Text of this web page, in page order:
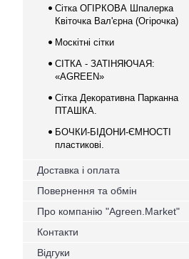
Сітка ОГІРКОВА Шпалерка
Квіточка Вал'єрна (Огірочка)
Москітні сітки
СІТКА - ЗАТІНЯЮЧАЯ:
«AGREEN»
Сітка Декоративна Парканна
ПТАШКА.
БОЧКИ-БІДОНИ-ЄМНОСТІ
пластикові.
Доставка і оплата
Повернення та обмін
Про компанію "Agreen.Market"
Контакти
Відгуки